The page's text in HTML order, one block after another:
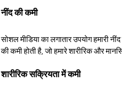
नींद की कमी
सोशल मीडिया का लगातार उपयोग हमारी
की कमी होती है, जो हमारे शारीरिक और
शारीरिक सक्रियता में कमी